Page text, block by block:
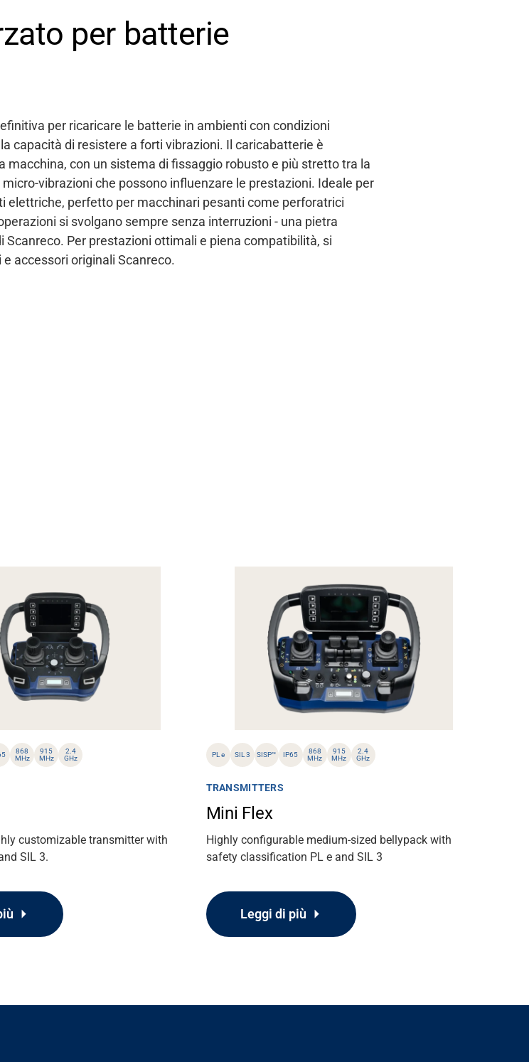
per batterie
per ricaricare le batterie in ambienti con condizioni
capacità di resistere a forti vibrazioni. Il caricabatterie è
con un sistema di fissaggio robusto e più stretto tra la
vibrazioni che possono influenzare le prestazioni. Ideale per
elettriche, perfetto per macchinari pesanti come perforatrici
si svolgano sempre senza interruzioni - una pietra
Per prestazioni ottimali e piena compatibilità, si
accessori originali Scanreco.
868
MHz
915
MHz
2.4
GHz
customizable transmitter with
SIL 3.
PL e SIL 3 SISP™ IP65
868
MHz
915
MHz
2.4
GHz
TRANSMITTERS
Mini Flex
Highly configurable medium-sized bellypack with
safety classification PL e and SIL 3
Leggi di più